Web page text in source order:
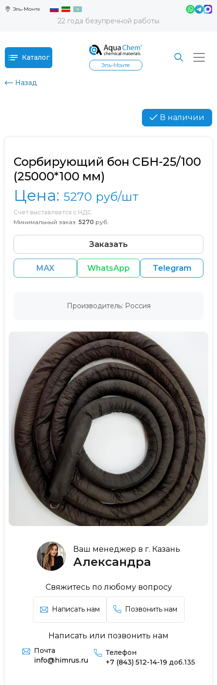
Эль-Монте
22 года безупречной работы
Каталог
Эль-Монте
Назад
В наличии
Ваш менеджер в г. Казань
Александра
Свяжитесь по любому вопросу
Написать нам Позвонить нам
Написать или позвонить нам
Почта
info@himrus.ru
Телефон
+7 (843) 512-14-19 доб.135
Сорбирующий бон СБН-25/100
(25000*100 мм)
Цена: 5270 руб/шт
Счет выставляется с НДС
Минимальный заказ: 5270 руб.
Заказать
MAX WhatsApp Telegram
Производитель: Россия